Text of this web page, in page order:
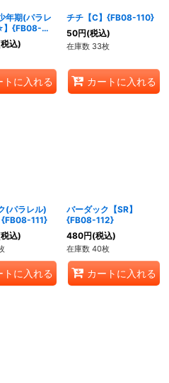
年期(パラレ
】{FB08-
込)
トに入れる
チチ【C】{FB08-110}
50円(税込)
在庫数 33枚
カートに入れる
(パラレル)
{FB08-111}
込)
トに入れる
バーダック【SR】
{FB08-112}
480円(税込)
在庫数 40枚
カートに入れる